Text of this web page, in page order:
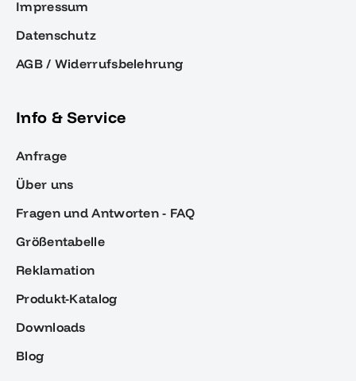
Impressum
Datenschutz
AGB / Widerrufsbelehrung
Info & Service
Anfrage
Über uns
Fragen und Antworten - FAQ
Größentabelle
Reklamation
Produkt-Katalog
Downloads
Blog